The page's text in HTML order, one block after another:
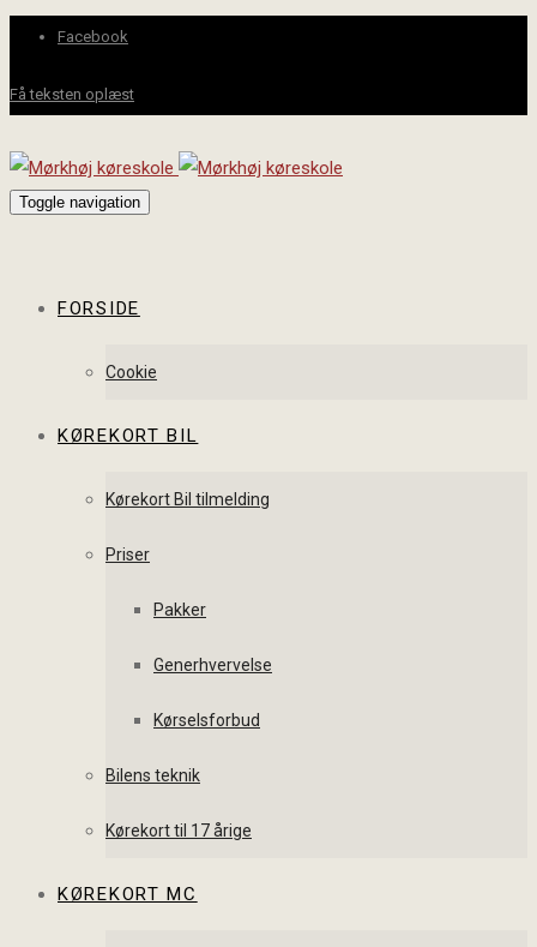
Facebook
Få teksten oplæst
Toggle navigation
FORSIDE
Cookie
KØREKORT BIL
Kørekort Bil tilmelding
Priser
Pakker
Generhvervelse
Kørselsforbud
Bilens teknik
Kørekort til 17 årige
KØREKORT MC